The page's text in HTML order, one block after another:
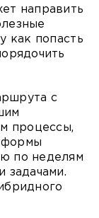
направить
как попасть
с
процессы,
по неделям
задачами.